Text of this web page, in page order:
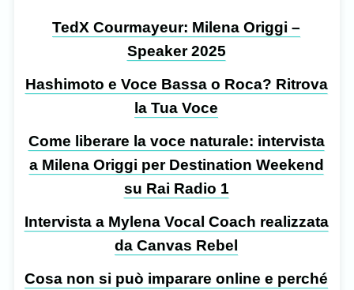
TedX Courmayeur: Milena Origgi –
Speaker 2025
Hashimoto e Voce Bassa o Roca? Ritrova
la Tua Voce
Come liberare la voce naturale: intervista
a Milena Origgi per Destination Weekend
su Rai Radio 1
Intervista a Mylena Vocal Coach realizzata
da Canvas Rebel
Cosa non si può imparare online e perché